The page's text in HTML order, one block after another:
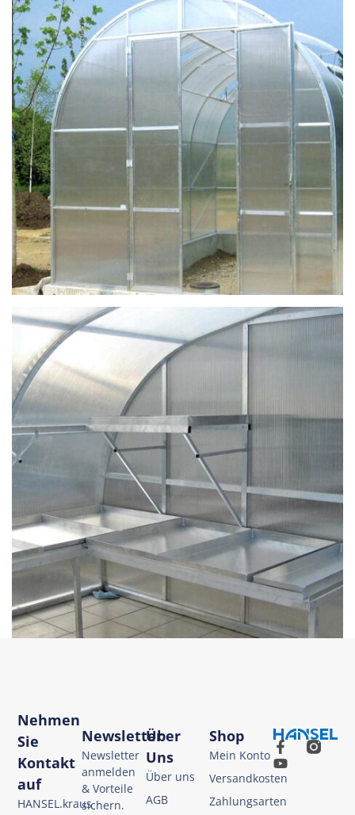
Über
Uns
Über uns
AGB
Shop
Mein Konto
Versandkosten
Zahlungsarten
Nehmen
Sie
Kontakt
auf
HANSEL.kraus
Newsletter
Newsletter
anmelden
& Vorteile
sichern.